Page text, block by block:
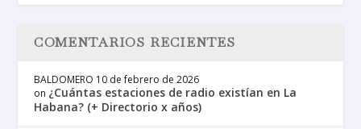
COMENTARIOS RECIENTES
BALDOMERO 10 de febrero de 2026
on ¿Cuántas estaciones de radio existían en La
Habana? (+ Directorio x años)